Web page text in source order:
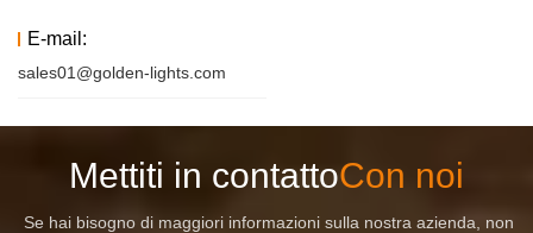
E-mail:
sales01@golden-lights.com
Mettiti in contattoCon noi
Se hai bisogno di maggiori informazioni sulla nostra azienda, non